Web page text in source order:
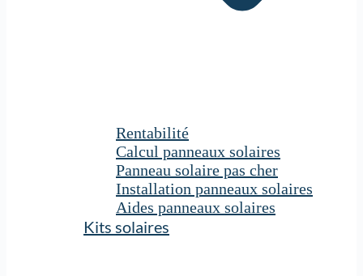
Rentabilité
Calcul panneaux solaires
Panneau solaire pas cher
Installation panneaux solaires
Aides panneaux solaires
Kits solaires